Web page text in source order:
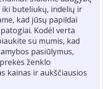
iki buteliukų, indelių ir
kad jūsų papildai
Kodėl verta
su mumis, kad
pasiūlymus,
ženklo
kainas ir aukščiausios